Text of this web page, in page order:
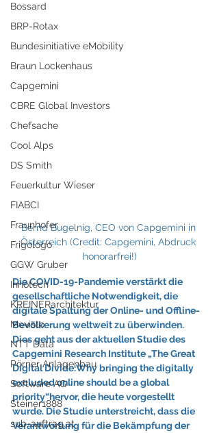
Bossard
BRP-Rotax
Bundesinitiative eMobility
Braun Lockenhaus
Capgemini
CBRE Global Investors
Chefsache
Cool Alps
DS Smith
Feuerkultur Wieser
FIABCI
Fraunhofer
Frigologo
GGW Gruber
Innotech
KREINERarchitektur
Mevisto
NTT Data
Pörner Anlagenbau
Software AG
Steiner1888
sub-auftrag.at
Bernd Bugelnig, CEO von Capgemini in
Österreich (Credit: Capgemini, Abdruck
honorarfrei!)
Die COVID-19-Pandemie verstärkt die
gesellschaftliche Notwendigkeit, die
digitale Spaltung der Online- und Offline-
Bevölkerung weltweit zu überwinden.
Dies geht aus der aktuellen Studie des
Capgemini Research Institute „The Great
Digital Divide:Why bringing the digitally
excluded online should be a global
priority“hervor, die heute vorgestellt
wurde. Die Studie unterstreicht, dass die
Verantwortung für die Bekämpfung der